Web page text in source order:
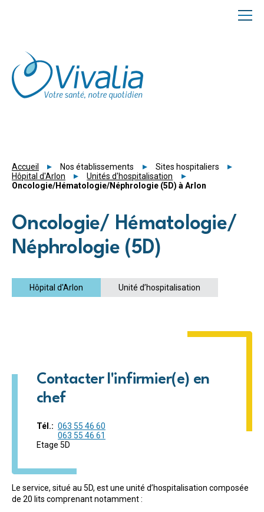
Accueil Nos établissements
Sites hospitaliers
Hôpital d'Arlon
Unités d'hospitalisation
Oncologie/Hématologie/Néphrologie (5D) à Arlon
Oncologie/ Hématologie/
Néphrologie (5D)
Hôpital d'Arlon Unité d’hospitalisation
Le service, situé au 5D, est une unité d’hospitalisation composée
de 20 lits comprenant notamment :
Contacter l'infirmier(e) en
chef
Tél.
063 55 46 60
063 55 46 61
Etage 5D